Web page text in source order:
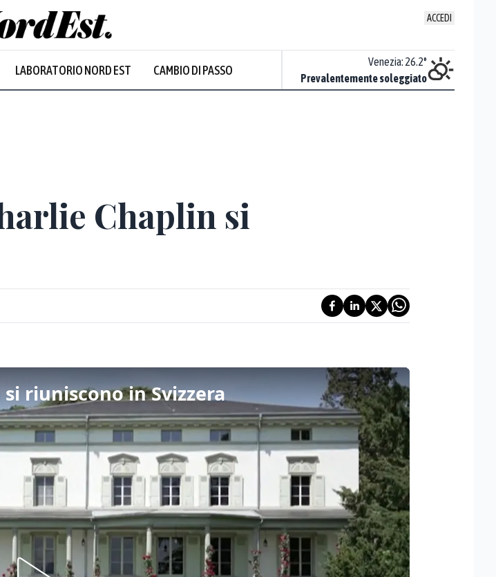
ACCEDI
LABORATORIO NORD EST CAMBIO DI PASSO
Sereno
Venezia: 26.2°
Prevalentemente soleggiato
Chaplin si
riuniscono in Svizzera